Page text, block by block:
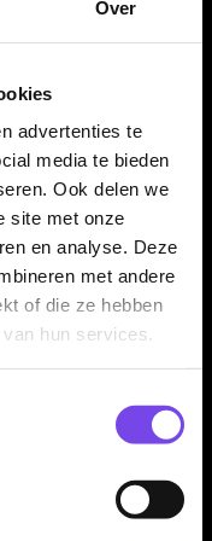
Over
advertenties te
media te bieden
Ook delen we
site met onze
en analyse. Deze
met andere
of die ze hebben
hun services.
reserve of als
Flights
Rings